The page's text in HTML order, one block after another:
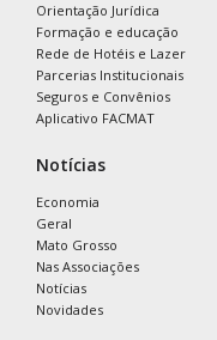
Orientação Jurídica
Formação e educação
Rede de Hotéis e Lazer
Parcerias Institucionais
Seguros e Convênios
Aplicativo FACMAT
Notícias
Economia
Geral
Mato Grosso
Nas Associações
Notícias
Novidades